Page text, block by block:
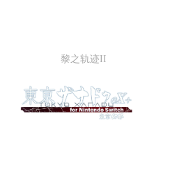
黎之轨迹II